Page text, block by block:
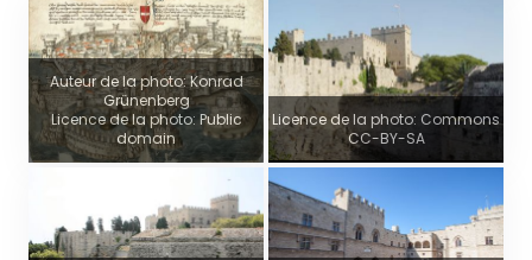
Auteur de la photo: Konrad
Grünenberg
Licence de la photo: Public
domain
Licence de la photo: Commons
CC-BY-SA